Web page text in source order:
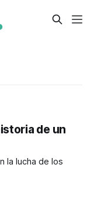
de un
la lucha de los